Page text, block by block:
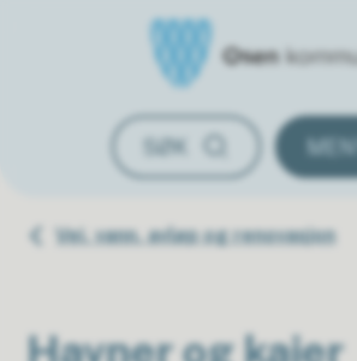
SØK MENY
Du er her:
Vei, vann, avløp og renovasjon